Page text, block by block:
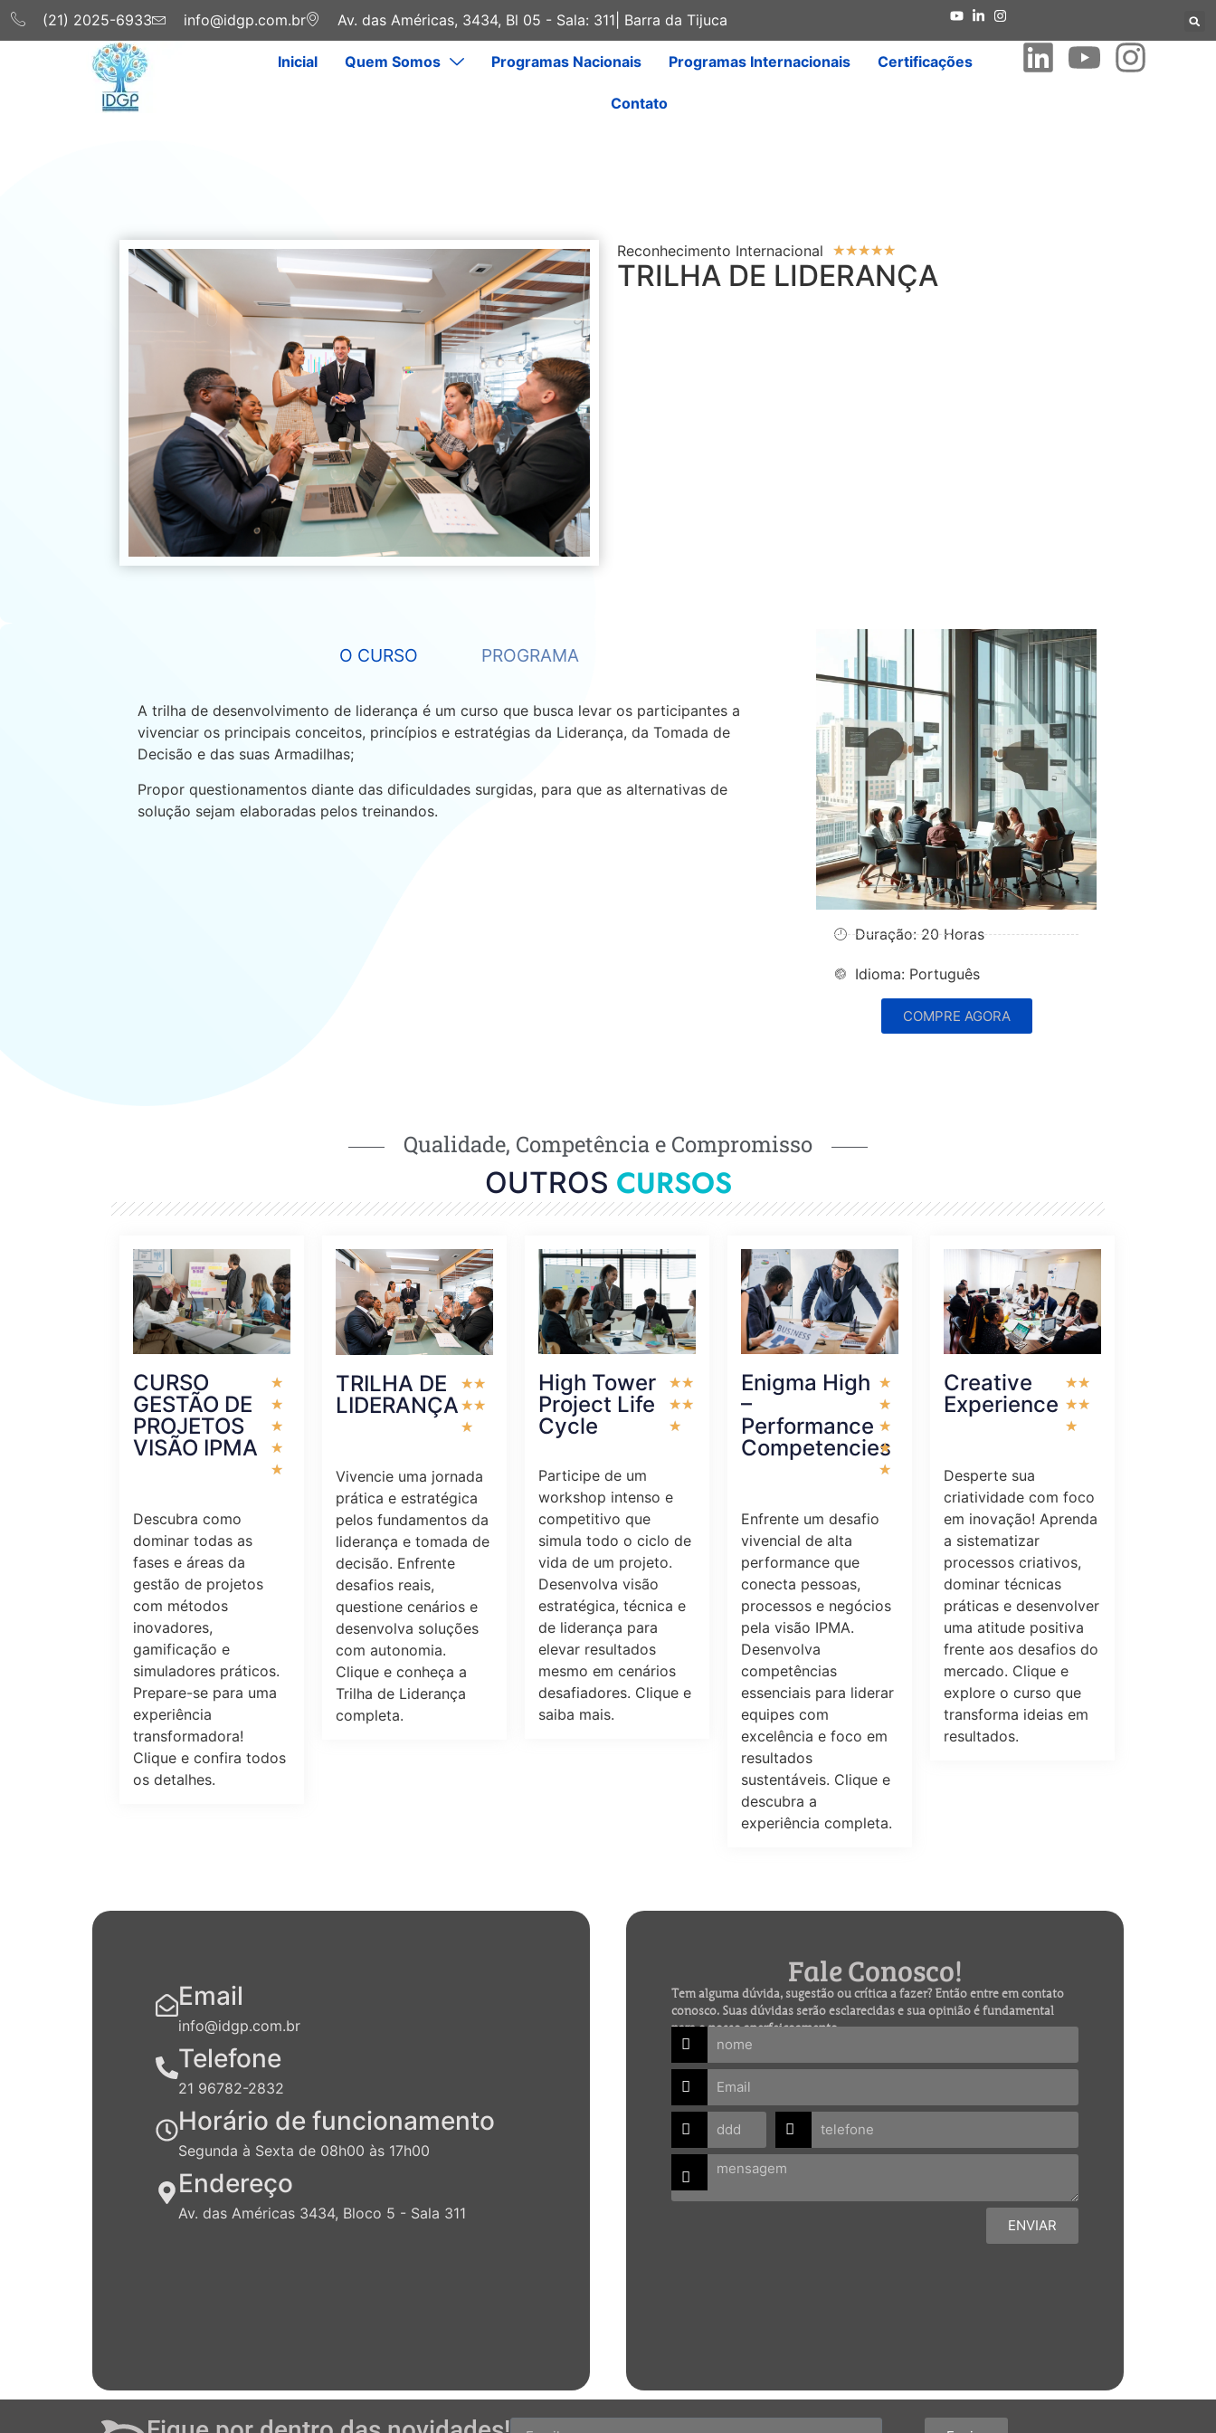
(21) 2025-6933 info@idgp.com.br Av. das Américas, 3434, Bl 05 - Sala: 311| Barra da Tijuca
Inicial Quem Somos Programas Nacionais Programas Internacionais Certificações
Contato
Reconhecimento Internacional ★★★★★
TRILHA DE LIDERANÇA
O CURSO PROGRAMA
A trilha de desenvolvimento de liderança é um curso que busca levar os participantes a
vivenciar os principais conceitos, princípios e estratégias da Liderança, da Tomada de
Decisão e das suas Armadilhas;
Propor questionamentos diante das dificuldades surgidas, para que as alternativas de
solução sejam elaboradas pelos treinandos.
Duração: 20 Horas
Idioma: Português
COMPRE AGORA
Qualidade, Competência e Compromisso
OUTROS CURSOS
CURSO
GESTÃO DE
PROJETOS
VISÃO IPMA
★
★
★
★
★
Descubra como
dominar todas as
fases e áreas da
gestão de projetos
com métodos
inovadores,
gamificação e
simuladores práticos.
Prepare-se para uma
experiência
transformadora!
Clique e confira todos
os detalhes.
TRILHA DE
LIDERANÇA
★★
★★
★
Vivencie uma jornada
prática e estratégica
pelos fundamentos da
liderança e tomada de
decisão. Enfrente
desafios reais,
questione cenários e
desenvolva soluções
com autonomia.
Clique e conheça a
Trilha de Liderança
completa.
High Tower
Project Life
Cycle
★★
★★
★
Participe de um
workshop intenso e
competitivo que
simula todo o ciclo de
vida de um projeto.
Desenvolva visão
estratégica, técnica e
de liderança para
elevar resultados
mesmo em cenários
desafiadores. Clique e
saiba mais.
Enigma High
–
Performance
Competencies
★
★
★
★
★
Enfrente um desafio
vivencial de alta
performance que
conecta pessoas,
processos e negócios
pela visão IPMA.
Desenvolva
competências
essenciais para liderar
equipes com
excelência e foco em
resultados
sustentáveis. Clique e
descubra a
experiência completa.
Creative
Experience
★★
★★
★
Desperte sua
criatividade com foco
em inovação! Aprenda
a sistematizar
processos criativos,
dominar técnicas
práticas e desenvolver
uma atitude positiva
frente aos desafios do
mercado. Clique e
explore o curso que
transforma ideias em
resultados.
Email
info@idgp.com.br
Telefone
21 96782-2832
Horário de funcionamento
Segunda à Sexta de 08h00 às 17h00
Endereço
Av. das Américas 3434, Bloco 5 - Sala 311
Fale Conosco!
Tem alguma dúvida, sugestão ou crítica a fazer? Então entre em contato
conosco. Suas dúvidas serão esclarecidas e sua opinião é fundamental
para o nosso aperfeiçoamento.
ENVIAR